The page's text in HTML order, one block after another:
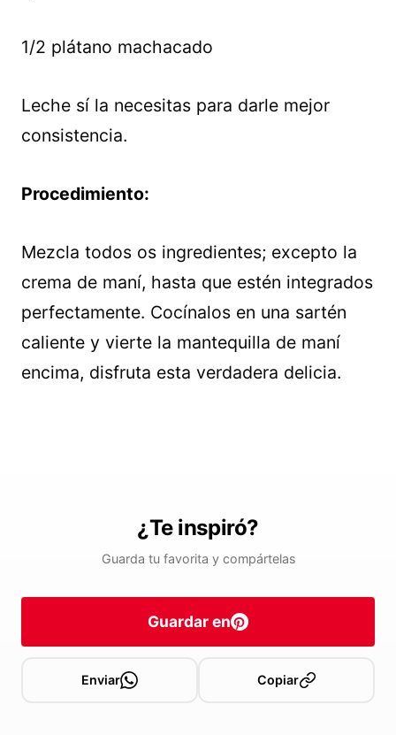
1/2 plátano machacado
Leche sí la necesitas para darle mejor
consistencia.
Procedimiento:
Mezcla todos os ingredientes; excepto la
crema de maní, hasta que estén integrados
perfectamente. Cocínalos en una sartén
caliente y vierte la mantequilla de maní
encima, disfruta esta verdadera delicia.
¿Te inspiró?
Guarda tu favorita y compártelas
Guardar en
Enviar Copiar